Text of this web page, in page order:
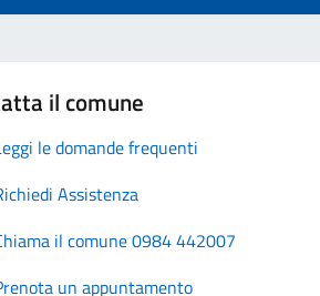
il comune
le domande frequenti
Assistenza
il comune 0984 442007
un appuntamento